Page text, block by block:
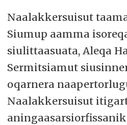
Naalakkersuisut
Siumup aamma
siulittaasuata, Aleqa
Sermitsiamut
oqarnera
Naalakkersuisut